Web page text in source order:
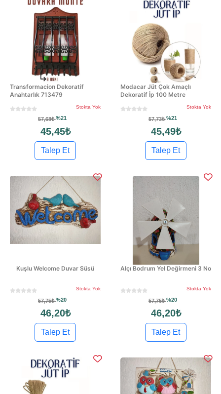
Transformacion Dekoratif
Anahtarlık 713479
Stokta Yok
57,68₺%21
45,45₺
Talep Et
Modacar Jüt Çok Amaçlı
Dekoratif İp 100 Metre
Stokta Yok
57,73₺%21
45,49₺
Talep Et
Kuşlu Welcome Duvar Süsü
Stokta Yok
57,75₺%20
46,20₺
Talep Et
Alçı Bodrum Yel Değirmeni 3 No
Stokta Yok
57,75₺%20
46,20₺
Talep Et